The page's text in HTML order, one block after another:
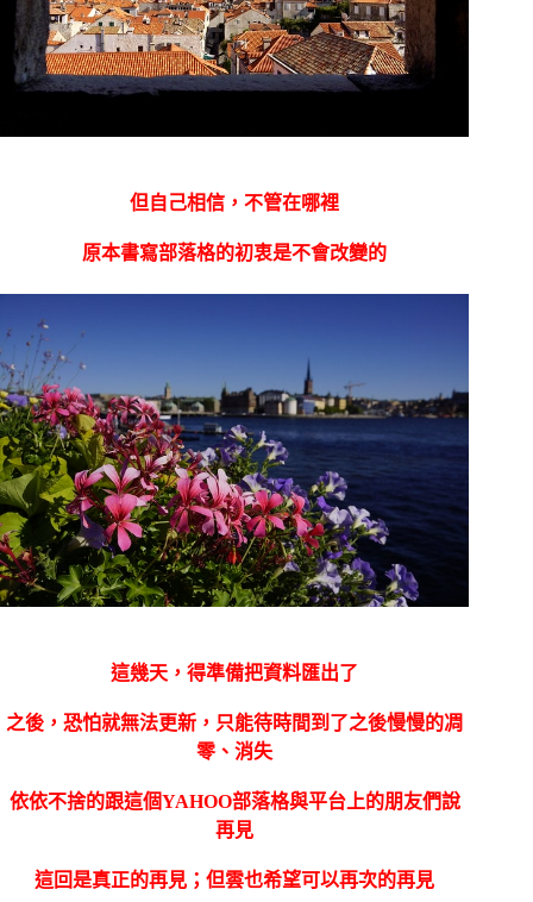
但自己相信，不管在哪裡
原本書寫部落格的初衷是不會改變的
這幾天，得準備把資料匯出了
之後，恐怕就無法更新，只能待時間到了之後慢慢的凋
零、消失
依依不捨的跟這個YAHOO部落格與平台上的朋友們說
再見
這回是真正的再見；但雲也希望可以再次的再見